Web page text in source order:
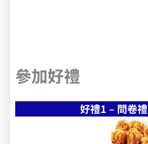
參加好禮
好禮1 – 問卷禮